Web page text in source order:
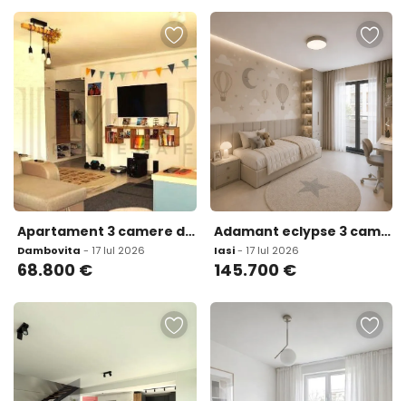
Apartament 3 camere decomandat - Etaj 2/4 - Zon 259
Dambovita - 17 Iul 2026
68.800 €
Adamant eclypse 3 camere openspace tip 3B 84 9mp cug brd Iasi
Iasi- 17 Iul 2026
145.700 €